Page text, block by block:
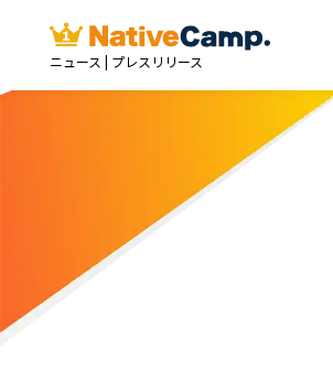
ニュース | プレスリリース